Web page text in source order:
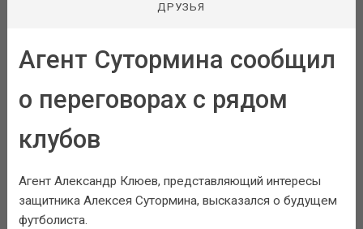
ДРУЗЬЯ
Агент Сутормина сообщил
о переговорах с рядом
клубов
Агент Александр Клюев, представляющий интересы
защитника Алексея Сутормина, высказался о будущем
футболиста.